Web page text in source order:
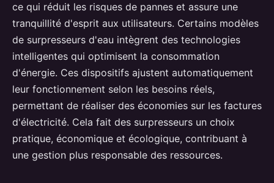
ce qui réduit les risques de pannes et assure une
tranquillité d'esprit aux utilisateurs. Certains modèles
de surpresseurs d'eau intègrent des technologies
intelligentes qui optimisent la consommation
d'énergie. Ces dispositifs ajustent automatiquement
leur fonctionnement selon les besoins réels,
permettant de réaliser des économies sur les factures
d'électricité. Cela fait des surpresseurs un choix
pratique, économique et écologique, contribuant à
une gestion plus responsable des ressources.